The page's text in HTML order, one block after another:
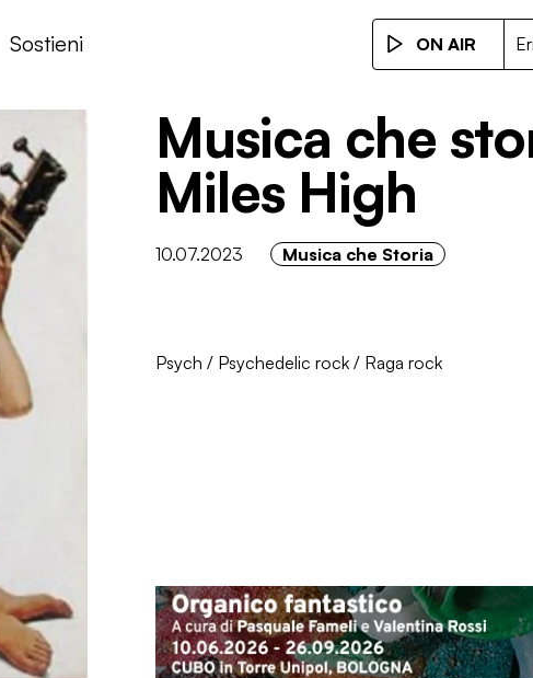
Sostieni ON AIR
Musica che
Miles High
10.07.2023 Musica che Storia
Psych / Psychedelic rock/ Raga rock